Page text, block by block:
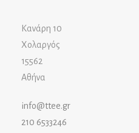
Κανάρη 10
Χολαργός
15562
Αθήνα
info@ttee.gr
210 6533246